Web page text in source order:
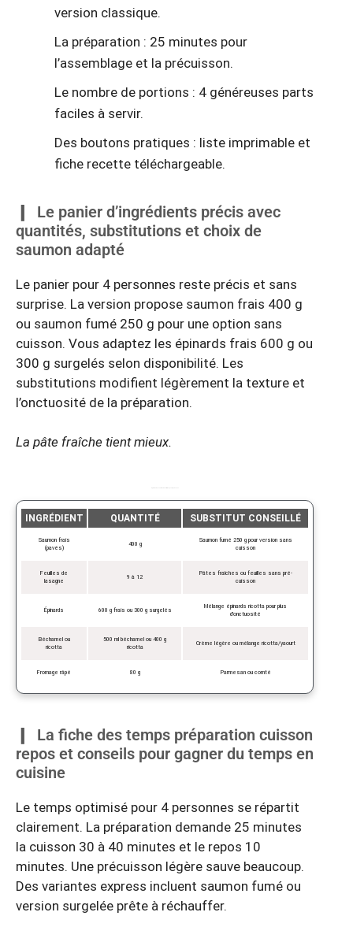
version classique.
La préparation : 25 minutes pour
l’assemblage et la précuisson.
Le nombre de portions : 4 généreuses parts
faciles à servir.
Des boutons pratiques : liste imprimable et
fiche recette téléchargeable.
Le panier d’ingrédients précis avec
quantités, substitutions et choix de
saumon adapté
Le panier pour 4 personnes reste précis et sans
surprise. La version propose saumon frais 400 g
ou saumon fumé 250 g pour une option sans
cuisson. Vous adaptez les épinards frais 600 g ou
300 g surgelés selon disponibilité. Les
substitutions modifient légèrement la texture et
l’onctuosité de la préparation.
La pâte fraîche tient mieux.
INGRÉDIENT QUANTITÉ SUBSTITUT CONSEILLÉ
Saumon frais
(pavés)
400 g
Saumon fumé 250 g pour version sans
cuisson
Feuilles de
lasagne
9 à 12
Pâtes fraîches ou feuilles sans pré-
cuisson
Épinards 600 g frais ou 300 g surgelés
Mélange épinards ricotta pour plus
d’onctuosité
Béchamel ou
ricotta
500 ml béchamel ou 400 g
ricotta
Crème légère ou mélange ricotta/yaourt
Fromage râpé 80 g Parmesan ou comté
La fiche des temps préparation cuisson
repos et conseils pour gagner du temps en
cuisine
Le temps optimisé pour 4 personnes se répartit
clairement. La préparation demande 25 minutes
la cuisson 30 à 40 minutes et le repos 10
minutes. Une précuisson légère sauve beaucoup.
Des variantes express incluent saumon fumé ou
version surgelée prête à réchauffer.